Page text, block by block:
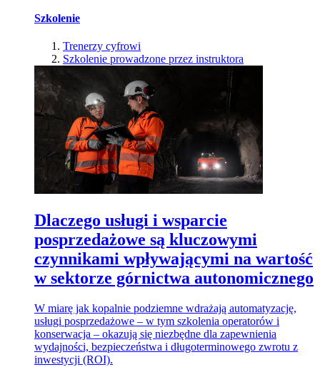
Szkolenie
Trenerzy cyfrowi
Szkolenie prowadzone przez instruktora
Dlaczego usługi i wsparcie
posprzedażowe są kluczowymi
czynnikami wpływającymi na wartość
w sektorze górnictwa autonomicznego
W miarę jak kopalnie podziemne wdrażają automatyzację,
usługi posprzedażowe – w tym szkolenia operatorów i
konserwacja – okazują się niezbędne dla zapewnienia
wydajności, bezpieczeństwa i długoterminowego zwrotu z
inwestycji (ROI).